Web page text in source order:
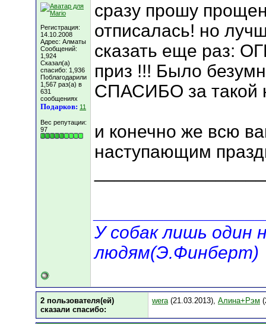
Регистрация:
14.10.2008
Адрес: Алматы
Сообщений:
1,924
Сказал(а)
спасибо: 1,936
Поблагодарили
1,567 раз(а) в
631
сообщениях
Подарков: 11
Вес репутации:
97
сразу прошу
отписалась! но
сказать еще раз:
приз !!! Было
СПАСИБО за такой
и конечно же всю
наступающим
У собак лишь один
людям(Э.Финберт)
2 пользователя(ей)
сказали cпасибо:
wera(21.03.2013), Алина+Рэм